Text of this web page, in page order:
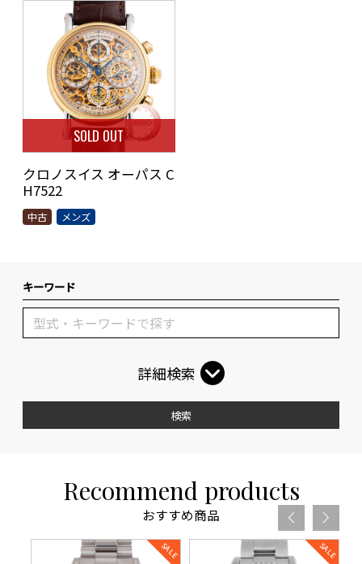
SOLD OUT
クロノスイス オーパス C
H7522
中古 メンズ
キーワード
詳細検索
検索
Recommend products
おすすめ商品